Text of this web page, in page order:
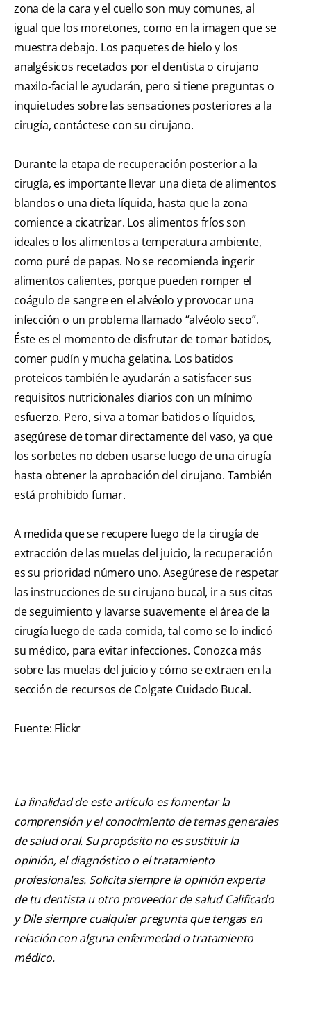
zona de la cara y el cuello son muy comunes, al
igual que los moretones, como en la imagen que se
muestra debajo. Los paquetes de hielo y los
analgésicos recetados por el dentista o cirujano
maxilo-facial le ayudarán, pero si tiene preguntas o
inquietudes sobre las sensaciones posteriores a la
cirugía, contáctese con su cirujano.
Durante la etapa de recuperación posterior a la
cirugía, es importante llevar una dieta de alimentos
blandos o una dieta líquida, hasta que la zona
comience a cicatrizar. Los alimentos fríos son
ideales o los alimentos a temperatura ambiente,
como puré de papas. No se recomienda ingerir
alimentos calientes, porque pueden romper el
coágulo de sangre en el alvéolo y provocar una
infección o un problema llamado “alvéolo seco”.
Éste es el momento de disfrutar de tomar batidos,
comer pudín y mucha gelatina. Los batidos
proteicos también le ayudarán a satisfacer sus
requisitos nutricionales diarios con un mínimo
esfuerzo. Pero, si va a tomar batidos o líquidos,
asegúrese de tomar directamente del vaso, ya que
los sorbetes no deben usarse luego de una cirugía
hasta obtener la aprobación del cirujano. También
está prohibido fumar.
A medida que se recupere luego de la cirugía de
extracción de las muelas del juicio, la recuperación
es su prioridad número uno. Asegúrese de respetar
las instrucciones de su cirujano bucal, ir a sus citas
de seguimiento y lavarse suavemente el área de la
cirugía luego de cada comida, tal como se lo indicó
su médico, para evitar infecciones. Conozca más
sobre las muelas del juicio y cómo se extraen en la
sección de recursos de Colgate Cuidado Bucal.
Fuente: Flickr
La finalidad de este artículo es fomentar la
comprensión y el conocimiento de temas generales
de salud oral. Su propósito no es sustituir la
opinión, el diagnóstico o el tratamiento
profesionales. Solicita siempre la opinión experta
de tu dentista u otro proveedor de salud Calificado
y Dile siempre cualquier pregunta que tengas en
relación con alguna enfermedad o tratamiento
médico.